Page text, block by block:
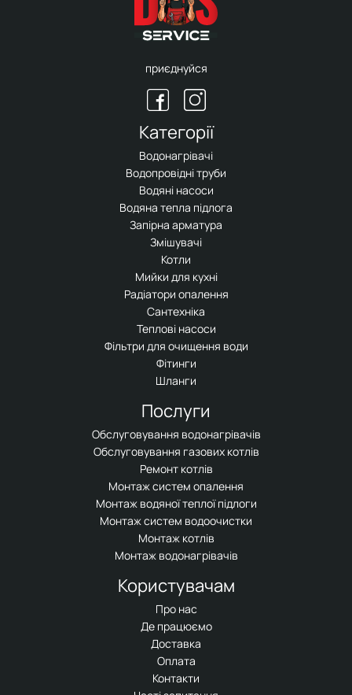
приєднуйся
Категорії
Водонагрівачі
Водопровідні труби
Водяні насоси
Водяна тепла підлога
Запірна арматура
Змішувачі
Котли
Мийки для кухні
Радіатори опалення
Сантехніка
Теплові насоси
Фільтри для очищення води
Фітинги
Шланги
Послуги
Обслуговування водонагрівачів
Обслуговування газових котлів
Ремонт котлів
Монтаж систем опалення
Монтаж водяної теплої підлоги
Монтаж систем водоочистки
Монтаж котлів
Монтаж водонагрівачів
Користувачам
Про нас
Де працюємо
Доставка
Оплата
Контакти